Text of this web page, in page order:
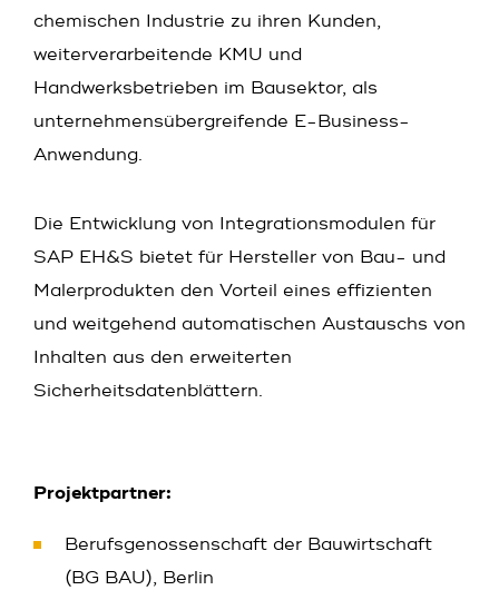
chemischen Industrie zu ihren Kunden,
weiterverarbeitende KMU und
Handwerksbetrieben im Bausektor, als
unternehmensübergreifende E-Business-
Anwendung.
Die Entwicklung von Integrationsmodulen für
SAP EH&S bietet für Hersteller von Bau- und
Malerprodukten den Vorteil eines effizienten
und weitgehend automatischen Austauschs von
Inhalten aus den erweiterten
Sicherheitsdatenblättern.
Projektpartner:
Berufsgenossenschaft der Bauwirtschaft
(BG BAU), Berlin